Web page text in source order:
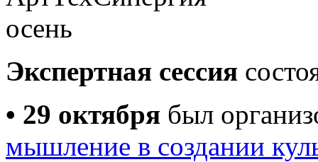
Экспертная сессия
• 29 октября был
мышление в создании